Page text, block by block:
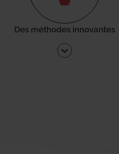
Des méthodes innovantes